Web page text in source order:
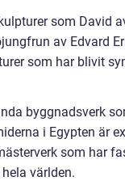
som David
av Edvard
som har blivit
byggnadsverk
i Egypten är
som har
världen.